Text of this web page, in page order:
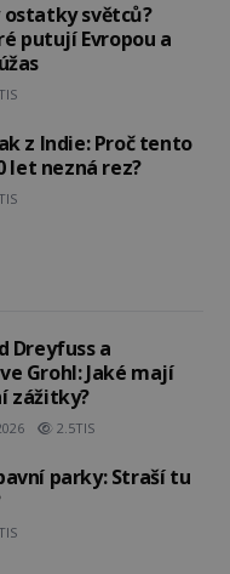
světců?
putují Evropou a
z Indie: Proč tento
let nezná rez?
Dreyfuss a
Grohl: Jaké mají
zážitky?
2.5TIS
parky: Straší tu